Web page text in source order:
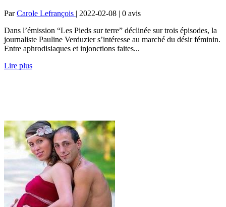
ParCarole Lefrançois | 2022-02-08 | 0 avis
Dans l’émission “Les Pieds sur terre” déclinée sur trois épisodes, la
journaliste Pauline Verduzier s’intéresse au marché du désir féminin.
Entre aphrodisiaques et injonctions faites...
Lire plus